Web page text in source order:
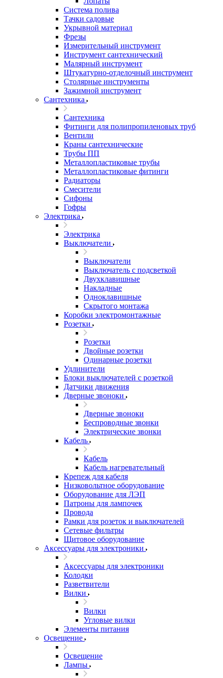
Система полива
Тачки садовые
Укрывной материал
Фрезы
Измерительный инструмент
Инструмент сантехнический
Малярный инструмент
Штукатурно-отделочный инструмент
Cтолярные инструменты
Зажимной инструмент
Сантехника
Сантехника
Фитинги для полипропиленовых труб
Вентили
Краны сантехнические
Трубы ПП
Металлопластиковые трубы
Металлопластиковые фитинги
Радиаторы
Смесители
Сифоны
Гофры
Электрика
Электрика
Выключатели
Выключатели
Выключатель с подсветкой
Двухклавишные
Накладные
Одноклавишные
Скрытого монтажа
Коробки электромонтажные
Розетки
Розетки
Двойные розетки
Одинарные розетки
Удлинители
Блоки выключателей с розеткой
Датчики движения
Дверные звоноки
Дверные звоноки
Беспроводные звонки
Электрические звонки
Кабель
Кабель
Кабель нагревательный
Крепеж для кабеля
Низковольтное оборудование
Оборудование для ЛЭП
Патроны для лампочек
Провода
Рамки для розеток и выключателей
Сетевые фильтры
Щитовое оборудование
Аксессуары для электроники
Аксессуары для электроники
Колодки
Разветвители
Вилки
Вилки
Угловые вилки
Элементы питания
Освещение
Освещение
Лампы